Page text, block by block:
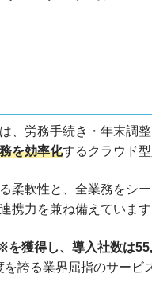
、労務手続き・年末調
を効率化するクラウド
柔軟性と、全業務をシ
携力を兼ね備えています
を獲得し、導入社数は
誇る業界屈指のサービ